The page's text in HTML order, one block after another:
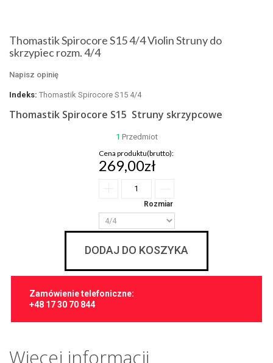
Thomastik Spirocore S15 4/4 Violin Struny do
skrzypiec rozm. 4/4
Napisz opinię
Indeks: Thomastik Spirocore S15 4/4
Thomastik Spirocore S15 Struny skrzypcowe
1 Przedmiot
Cena produktu(brutto):
269,00zł
Rozmiar
DODAJ DO KOSZYKA
Zamówienie telefoniczne:
+48 17 30 70 844
Więcej informacji